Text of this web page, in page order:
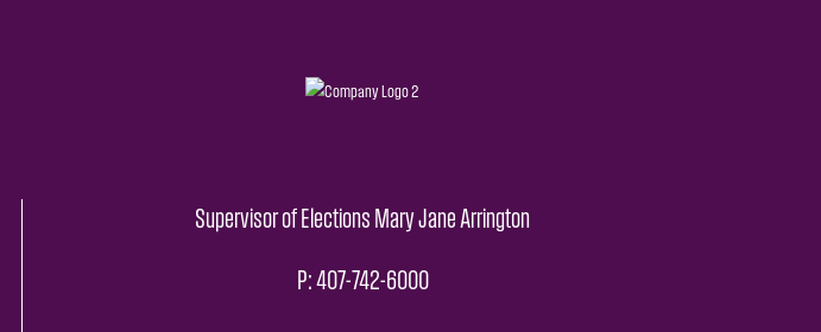
Supervisor of Elections Mary Jane Arrington
P: 407-742-6000